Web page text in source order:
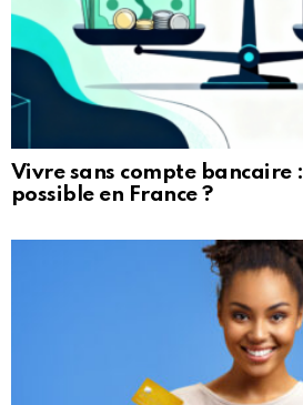
Vivre sans compte bancaire
possible en France ?